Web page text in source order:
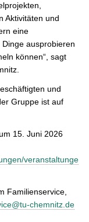
Aktivitäten und
eine
ausprobieren
können“, sagt
und
Gruppe ist auf
15. Juni 2026
veranstaltunge
Familienservice,
chemnitz.de